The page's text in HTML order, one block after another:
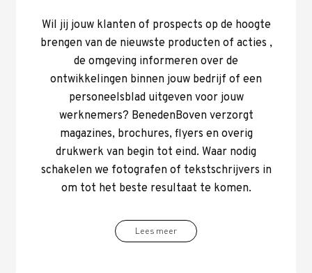
Wil jij jouw klanten of prospects op de hoogte
brengen van de nieuwste producten of acties ,
de omgeving informeren over de
ontwikkelingen binnen jouw bedrijf of een
personeelsblad uitgeven voor jouw
werknemers? BenedenBoven verzorgt
magazines, brochures, flyers en overig
drukwerk van begin tot eind. Waar nodig
schakelen we fotografen of tekstschrijvers in
om tot het beste resultaat te komen.
Lees meer